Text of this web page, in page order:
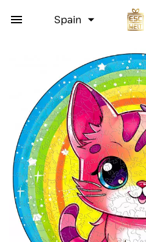
Spain